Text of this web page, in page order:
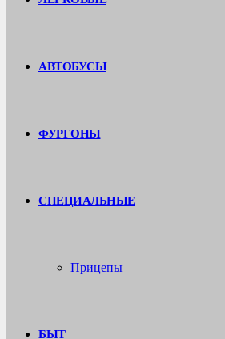
АВТОБУСЫ
ФУРГОНЫ
СПЕЦИАЛЬНЫЕ
Прицепы
БЫТ